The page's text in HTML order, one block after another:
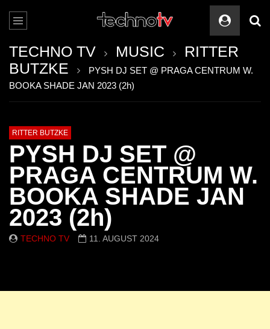
TECHNO TV MUSIC
RITTER
BUTZKE
PYSH DJ SET @ PRAGA CENTRUM W.
BOOKA SHADE JAN 2023 (2h)
RITTER BUTZKE
PYSH DJ SET @
PRAGA CENTRUM W.
BOOKA SHADE JAN
2023 (2h)
TECHNO TV 11. AUGUST 2024